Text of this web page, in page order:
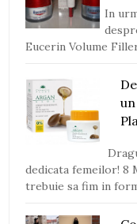
In
Eucerin Volume
dedicata femeilor! 8
trebuie sa fim in